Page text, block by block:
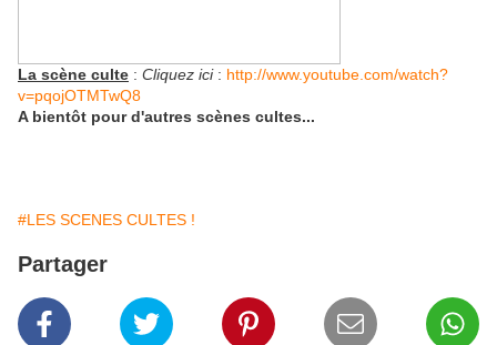
La scène culte : Cliquez ici: http://www.youtube.com/watch?
v=pqojOTMTwQ8
A bientôt pour d'autres scènes cultes...
#LES SCENES CULTES !
Partager